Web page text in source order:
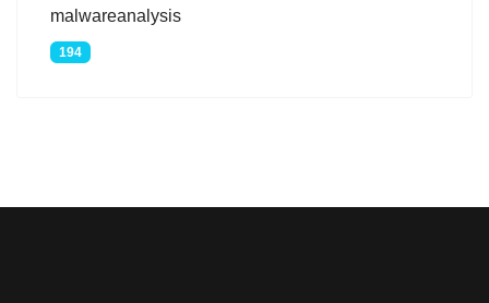
malwareanalysis
194